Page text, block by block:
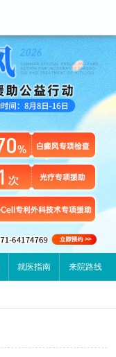
就医指南 来院路线